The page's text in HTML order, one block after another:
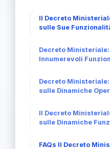
Il Decreto
sulle Sue
Decreto
Innumerevoli
Decreto
sulle Dinamiche
Il Decreto
sulle Dinamiche
FAQs Il Decreto